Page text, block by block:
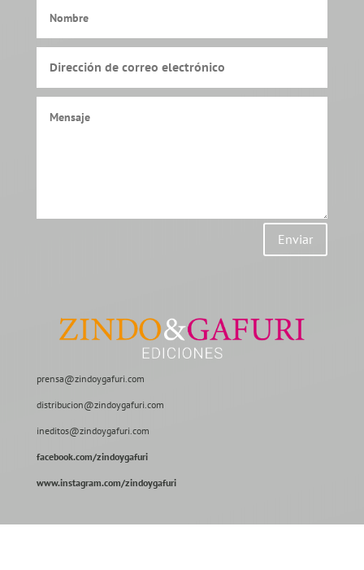
Enviar
prensa@zindoygafuri.com
distribucion@zindoygafuri.com
ineditos@zindoygafuri.com
facebook.com/zindoygafuri
www.instagram.com/zindoygafuri